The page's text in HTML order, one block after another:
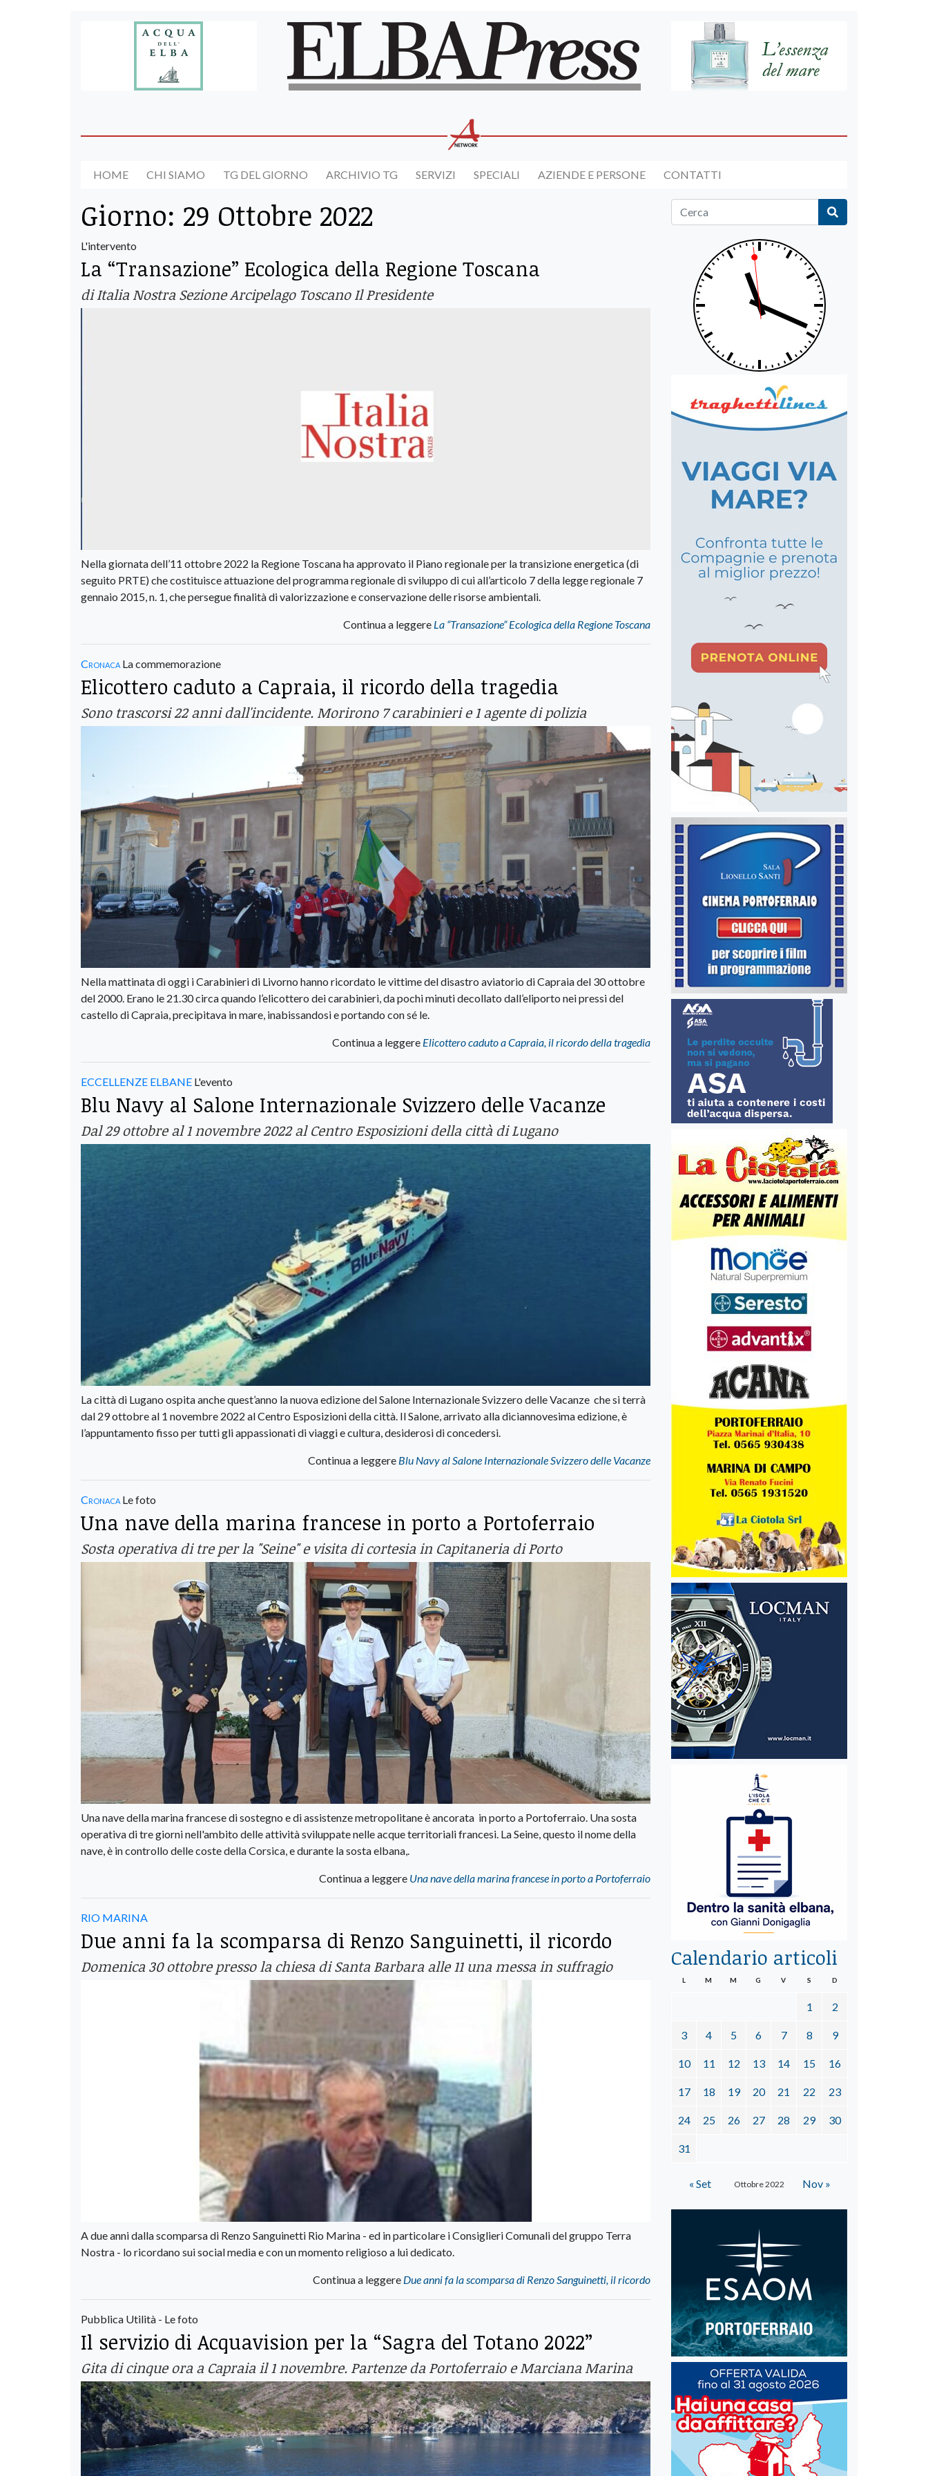
HOME CHI SIAMO TG DEL GIORNO ARCHIVIO TG SERVIZI SPECIALI AZIENDE E PERSONE CONTATTI
Giorno: 29 Ottobre 2022
L'intervento
La “Transazione” Ecologica della Regione Toscana
di Italia Nostra Sezione Arcipelago Toscano Il Presidente
Nella giornata dell’11 ottobre 2022 la Regione Toscana ha approvato il Piano regionale per la transizione energetica (di
seguito PRTE) che costituisce attuazione del programma regionale di sviluppo di cui all’articolo 7 della legge regionale 7
gennaio 2015, n. 1, che persegue finalità di valorizzazione e conservazione delle risorse ambientali.
Continua a leggere La “Transazione” Ecologica della Regione Toscana
Cronaca La commemorazione
Elicottero caduto a Capraia, il ricordo della tragedia
Sono trascorsi 22 anni dall'incidente. Morirono 7 carabinieri e 1 agente di polizia
Nella mattinata di oggi i Carabinieri di Livorno hanno ricordato le vittime del disastro aviatorio di Capraia del 30 ottobre
del 2000. Erano le 21.30 circa quando l’elicottero dei carabinieri, da pochi minuti decollato dall’eliporto nei pressi del
castello di Capraia, precipitava in mare, inabissandosi e portando con sé le.
Continua a leggere Elicottero caduto a Capraia, il ricordo della tragedia
ECCELLENZE ELBANE L'evento
Blu Navy al Salone Internazionale Svizzero delle Vacanze
Dal 29 ottobre al 1 novembre 2022 al Centro Esposizioni della città di Lugano
La città di Lugano ospita anche quest’anno la nuova edizione del Salone Internazionale Svizzero delle Vacanze che si terrà
dal 29 ottobre al 1 novembre 2022 al Centro Esposizioni della città. Il Salone, arrivato alla diciannovesima edizione, è
l’appuntamento fisso per tutti gli appassionati di viaggi e cultura, desiderosi di concedersi.
Continua a leggere Blu Navy al Salone Internazionale Svizzero delle Vacanze
Cronaca Le foto
Una nave della marina francese in porto a Portoferraio
Sosta operativa di tre per la "Seine" e visita di cortesia in Capitaneria di Porto
Una nave della marina francese di sostegno e di assistenze metropolitane è ancorata in porto a Portoferraio. Una sosta
operativa di tre giorni nell'ambito delle attività sviluppate nelle acque territoriali francesi. La Seine, questo il nome della
nave, è in controllo delle coste della Corsica, e durante la sosta elbana,.
Continua a leggere Una nave della marina francese in porto a Portoferraio
RIO MARINA
Due anni fa la scomparsa di Renzo Sanguinetti, il ricordo
Domenica 30 ottobre presso la chiesa di Santa Barbara alle 11 una messa in suffragio
A due anni dalla scomparsa di Renzo Sanguinetti Rio Marina - ed in particolare i Consiglieri Comunali del gruppo Terra
Nostra - lo ricordano sui social media e con un momento religioso a lui dedicato.
Continua a leggere Due anni fa la scomparsa di Renzo Sanguinetti, il ricordo
Pubblica Utilità - Le foto
Il servizio di Acquavision per la “Sagra del Totano 2022”
Gita di cinque ora a Capraia il 1 novembre. Partenze da Portoferraio e Marciana Marina
Calendario articoli
Ottobre 2022
L M M G V S D
1 2
3 4 5 6 7 8 9
10 11 12 13 14 15 16
17 18 19 20 21 22 23
24 25 26 27 28 29 30
31
« Set Nov »